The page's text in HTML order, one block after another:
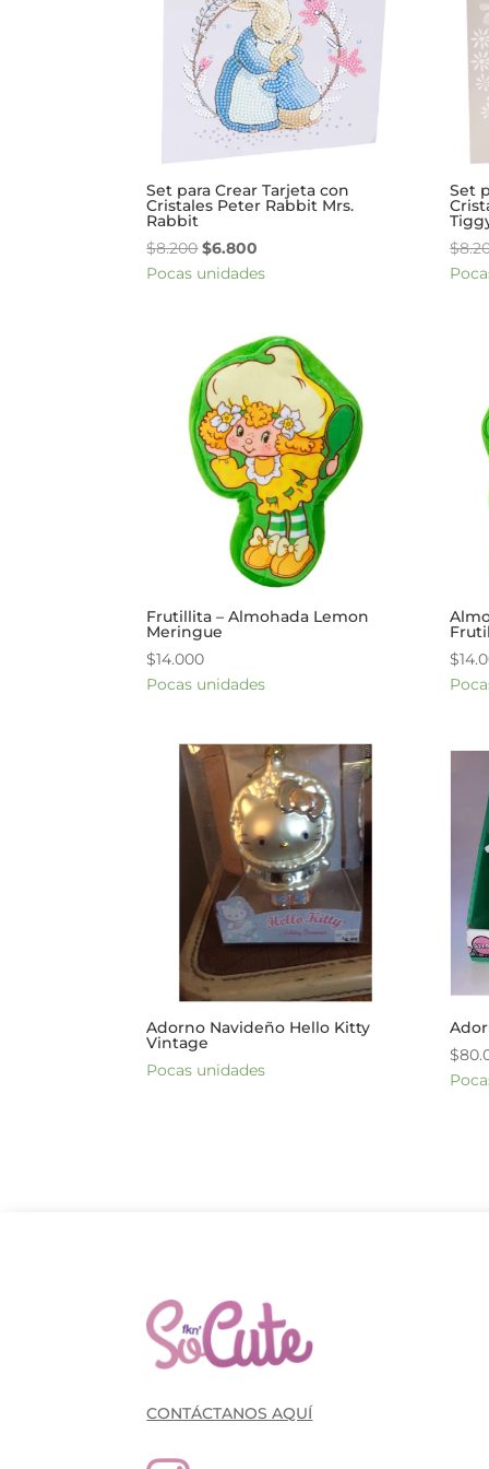
Set para Crear Tarjeta con
Cristales Peter Rabbit Mrs.
Rabbit
$8.200El
precio
$8.200.
$6.800
precio
$6.800.
Pocas unidades
Set
$
Frutillita – Almohada Lemon
Meringue
$14.000
Pocas unidades
$
Adorno Navideño Hello Kitty
Vintage
Pocas unidades
$
CONTÁCTANOS AQUÍ